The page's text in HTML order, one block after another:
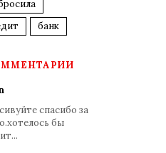
банк
спасибо за
бы